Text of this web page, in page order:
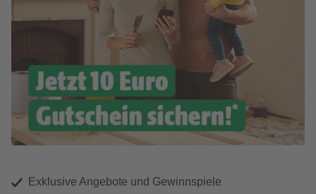
Exklusive Angebote und Gewinnspiele